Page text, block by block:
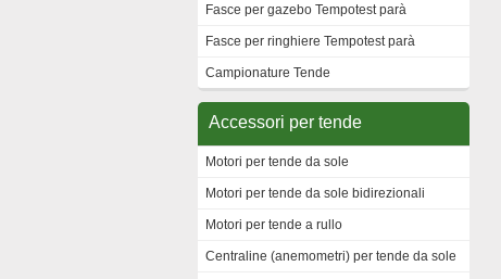
Fasce per gazebo Tempotest parà
Fasce per ringhiere Tempotest parà
Campionature Tende
Accessori per tende
Motori per tende da sole
Motori per tende da sole bidirezionali
Motori per tende a rullo
Centraline (anemometri) per tende da sole